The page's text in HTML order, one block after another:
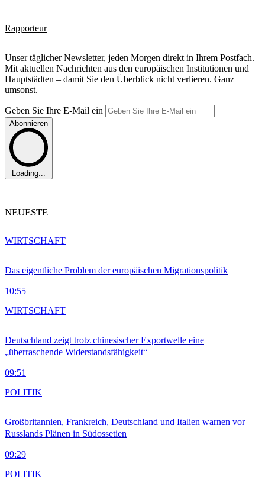
Rapporteur
Unser täglicher Newsletter, jeden Morgen direkt in Ihrem Postfach.
Mit aktuellen Nachrichten aus den europäischen Institutionen und
Hauptstädten – damit Sie den Überblick nicht verlieren. Ganz
umsonst.
Geben Sie Ihre E-Mail ein
Abonnieren
Loading...
NEUESTE
Das eigentliche Problem der europäischen Migrationspolitik
10:55
WIRTSCHAFT
Deutschland zeigt trotz chinesischer Exportwelle eine
„überraschende Widerstandsfähigkeit“
09:51
WIRTSCHAFT
Großbritannien, Frankreich, Deutschland und Italien warnen vor
Russlands Plänen in Südossetien
09:29
POLITIK
POLITIK